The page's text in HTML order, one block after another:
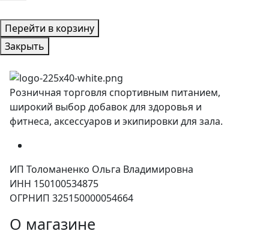
Перейти в корзину
Закрыть
Розничная торговля спортивным питанием,
широкий выбор добавок для здоровья и
фитнеса, аксессуаров и экипировки для зала.
ИП Толоманенко Ольга Владимировна
ИНН 150100534875
ОГРНИП 325150000054664
О магазине